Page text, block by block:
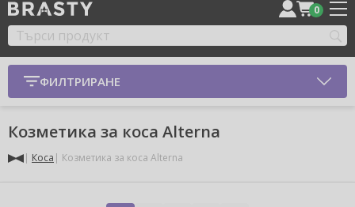
0
ФИЛТРИРАНЕ
Козметика за коса Alterna
Коса Козметика за коса Alterna